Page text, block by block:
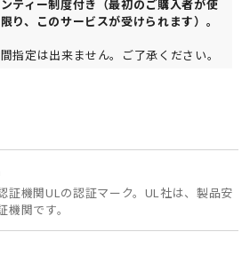
ティー制度付き（最初のご購入者が使
り、このサービスが受けられます）。
指定は出来ません。ご了承ください。
証機関ULの認証マーク。UL社は、製品安
機関です。